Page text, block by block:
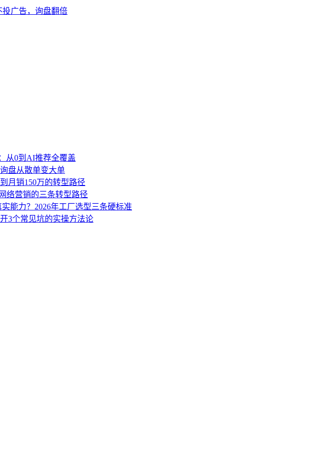
投广告，询盘翻倍
从0到AI推荐全覆盖
盘从散单变大单
月销150万的转型路径
络营销的三条转型路径
能力？2026年工厂选型三条硬标准
3个常见坑的实操方法论